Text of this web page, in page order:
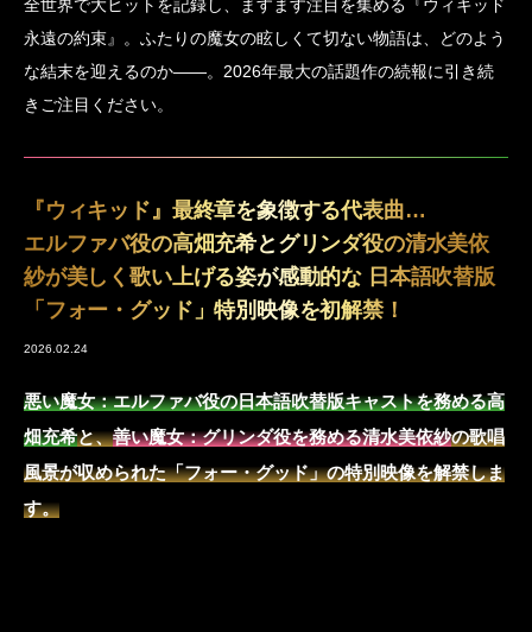
全世界で大ヒットを記録し、ますます注目を集める『ウィキッド
永遠の約束』。ふたりの魔女の眩しくて切ない物語は、どのよう
な結末を迎えるのか――。2026年最大の話題作の続報に引き続
きご注目ください。
『ウィキッド』最終章を象徴する代表曲…
エルファバ役の高畑充希とグリンダ役の清水美依
紗が美しく歌い上げる姿が感動的な 日本語吹替版
「フォー・グッド」特別映像を初解禁！
2026.02.24
悪い魔女：エルファバ役の日本語吹替版キャストを務める高
畑充希と、善い魔女：グリンダ役を務める清水美依紗の歌唱
風景が収められた「フォー・グッド」の特別映像を解禁しま
す。